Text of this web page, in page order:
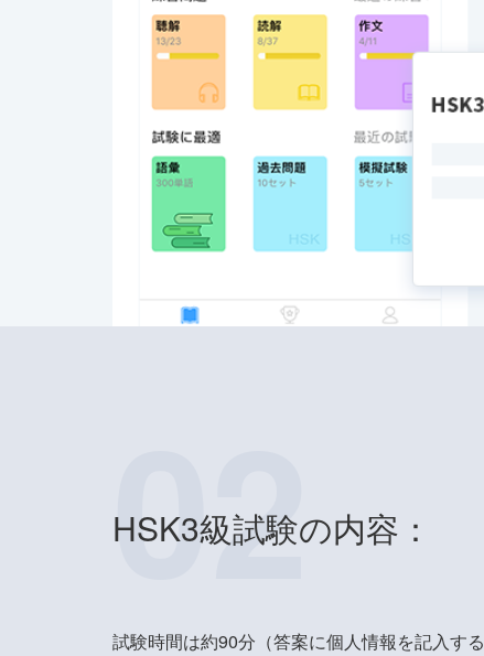
02
HSK3級試験の内容：
試験時間は約90分（答案に個人情報を記入する